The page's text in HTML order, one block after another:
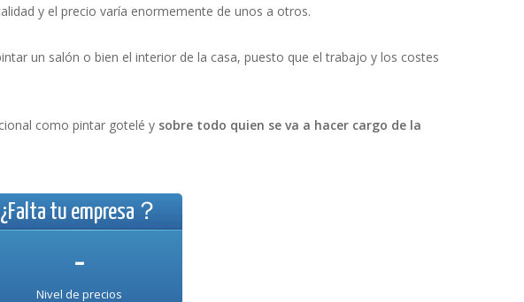
y el precio varía enormemente de unos a otros.
un salón o bien el interior de la casa, puesto que el trabajo y los costes
como pintar gotelé y sobre todo quien se va a hacer cargo de la
¿Falta tu empresa？
-
Nivel de precios